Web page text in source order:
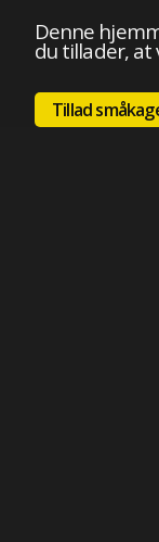
Denne
du tillader, at
Tillad